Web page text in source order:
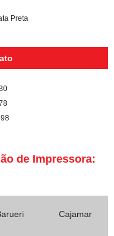
Preta
de Impressora:
Cajamar